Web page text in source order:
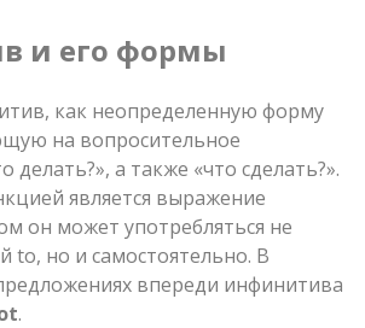
и его формы
как неопределенную форму
на вопросительное
делать?», а также «что сделать?».
является выражение
он может употребляться не
to, но и самостоятельно. В
впереди инфинитива
.